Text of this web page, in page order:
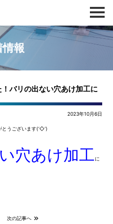
情報
バリの出ない穴あけ加工に
2023年10月6日
うございます(‘◇’)ゞ
穴あけ加工に
次の記事へ